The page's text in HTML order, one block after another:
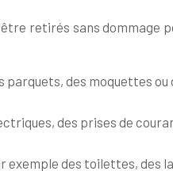
retirés sans dommage
parquets, des moquettes ou
des prises de
exemple des toilettes, des